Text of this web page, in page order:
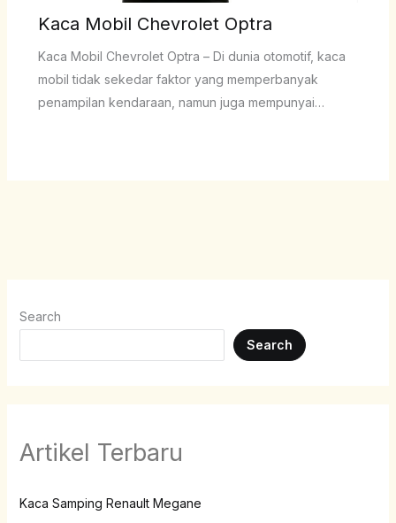
Kaca Mobil Chevrolet Optra
Kaca Mobil Chevrolet Optra – Di dunia otomotif, kaca
mobil tidak sekedar faktor yang memperbanyak
penampilan kendaraan, namun juga mempunyai…
Search
Search
Artikel Terbaru
Kaca Samping Renault Megane